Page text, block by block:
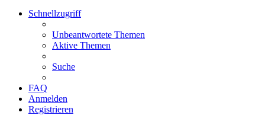
Schnellzugriff
Unbeantwortete Themen
Aktive Themen
Suche
FAQ
Anmelden
Registrieren